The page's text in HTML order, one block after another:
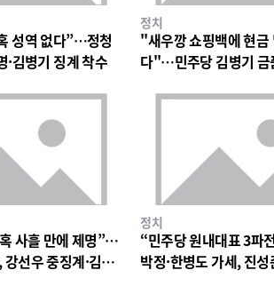
성역 없다”…정청
·김병기 징계 착수
정치
"새우깡 쇼핑백에 현금
다"…민주당 김병기 금
사흘 만에 제명”…
선우 중징계·김병
정치
“민주당 원내대표 3파
박정·한병도 가세, 진